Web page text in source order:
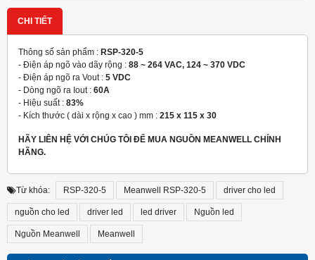
CHI TIẾT
Thông số sản phẩm : RSP-320-5
- Điện áp ngõ vào dãy rộng : 88 ~ 264 VAC, 124 ~ 370 VDC
- Điện áp ngõ ra Vout : 5 VDC
- Dòng ngõ ra Iout : 60A
- Hiệu suất : 83%
- Kích thước ( dài x rộng x cao ) mm : 215 x 115 x 30
HÃY LIÊN HỆ VỚI CHÚG TÔI ĐỂ MUA NGUỒN MEANWELL CHÍNH
HÃNG.
Từ khóa: RSP-320-5 Meanwell RSP-320-5 driver cho led
nguồn cho led driver led led driver Nguồn led
Nguồn Meanwell Meanwell